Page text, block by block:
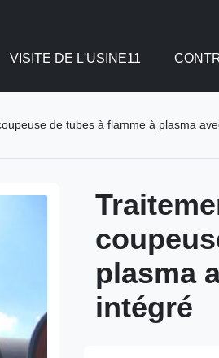
VISITE DE L'USINE11
de tubes à flamme à plasma
plasma
intégré